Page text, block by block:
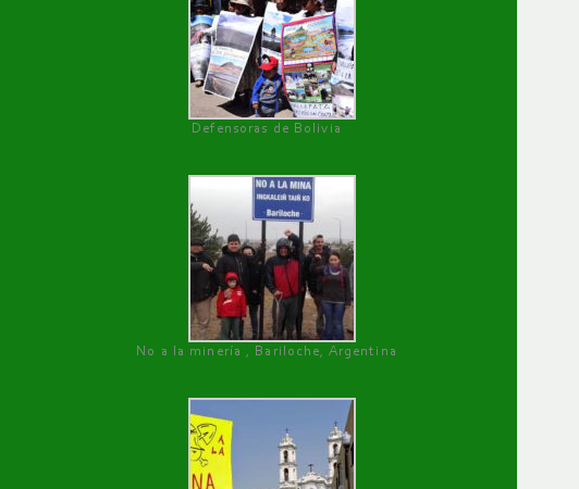
Defensoras de Bolivia
No a la minería , Bariloche, Argentina